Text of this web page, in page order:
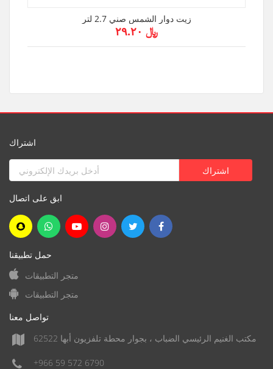
زيت دوار الشمس صني 2.7 لتر
﷼ ۲۹.۲۰
اشتراك
ابق على اتصال
حمل تطبيقنا
متجر التطبيقات
متجر التطبيقات
تواصل معنا
مكتب الغنيم الرئيسي الضباب ، بجوار محطة تلفزيون أبها 62522
+966 59 572 6790